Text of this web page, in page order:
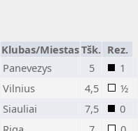
Klubas/MiestasTšk. Rez.
Panevezys 5
1
Vilnius 4,5
½
Siauliai 7,5
0